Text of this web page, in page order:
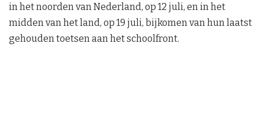
in het noorden van Nederland, op 12 juli, en in het
midden van het land, op 19 juli, bijkomen van hun laatst
gehouden toetsen aan het schoolfront.